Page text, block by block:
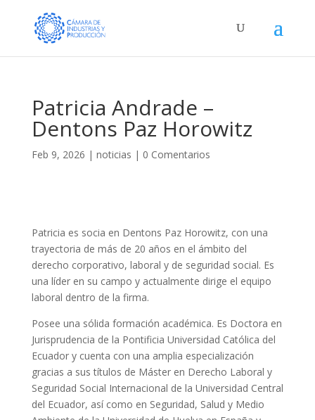
Patricia Andrade –
Dentons Paz Horowitz
Feb 9, 2026 | noticias | 0 Comentarios
Patricia es socia en Dentons Paz Horowitz, con una
trayectoria de más de 20 años en el ámbito del
derecho corporativo, laboral y de seguridad social. Es
una líder en su campo y actualmente dirige el equipo
laboral dentro de la firma.
Posee una sólida formación académica. Es Doctora en
Jurisprudencia de la Pontificia Universidad Católica del
Ecuador y cuenta con una amplia especialización
gracias a sus títulos de Máster en Derecho Laboral y
Seguridad Social Internacional de la Universidad Central
del Ecuador, así como en Seguridad, Salud y Medio